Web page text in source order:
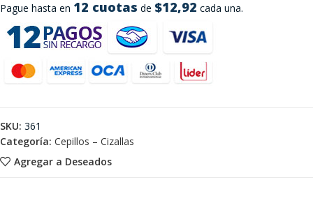
Pague hasta en 12 cuotas de $12,92 cada una.
Agregar a Deseados
SKU: 361
Categoría: Cepillos – Cizallas